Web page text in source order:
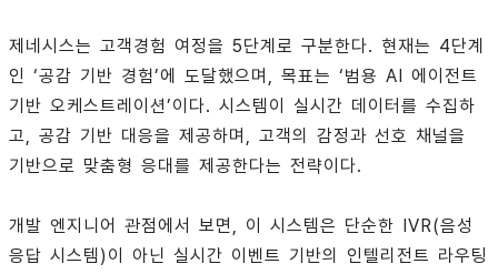
제네시스는 고객경험 여정을 5단계로 구분한다. 현재는 4단계
인 ‘공감 기반 경험’에 도달했으며, 목표는 ‘범용 AI 에이전트
기반 오케스트레이션’이다. 시스템이 실시간 데이터를 수집하
고, 공감 기반 대응을 제공하며, 고객의 감정과 선호 채널을
기반으로 맞춤형 응대를 제공한다는 전략이다.
개발 엔지니어 관점에서 보면, 이 시스템은 단순한 IVR(음성
응답 시스템)이 아닌 실시간 이벤트 기반의 인텔리전트 라우팅